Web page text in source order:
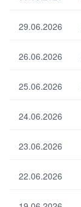
ий
кви
ни
ма
жб
ий
ал
ўрт
29.06.2026
26.06.2026
25.06.2026
24.06.2026
23.06.2026
22.06.2026